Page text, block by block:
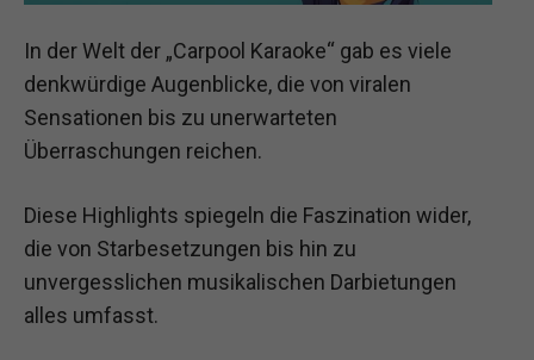
In der Welt der „Carpool Karaoke“ gab es viele
denkwürdige Augenblicke, die von viralen
Sensationen bis zu unerwarteten
Überraschungen reichen.
Diese Highlights spiegeln die Faszination wider,
die von Starbesetzungen bis hin zu
unvergesslichen musikalischen Darbietungen
alles umfasst.